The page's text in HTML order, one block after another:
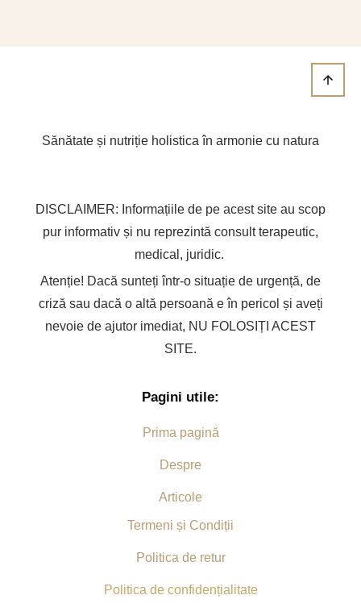
Sănătate și nutriție holistica în armonie cu natura
DISCLAIMER: Informațiile de pe acest site au scop
pur informativ și nu reprezintă consult terapeutic,
medical, juridic.
Atenție! Dacă sunteți într-o situație de urgență, de
criză sau dacă o altă persoană e în pericol și aveți
nevoie de ajutor imediat, NU FOLOSIȚI ACEST
SITE.
Pagini utile:
Prima pagină
Despre
Articole
Termeni și Condiții
Politica de retur
Politica de confidențialitate